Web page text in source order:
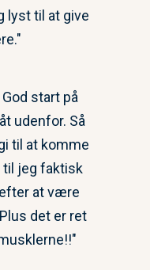
lyst til at give
start på
udenfor. Så
til at komme
til jeg faktisk
at være
det er ret